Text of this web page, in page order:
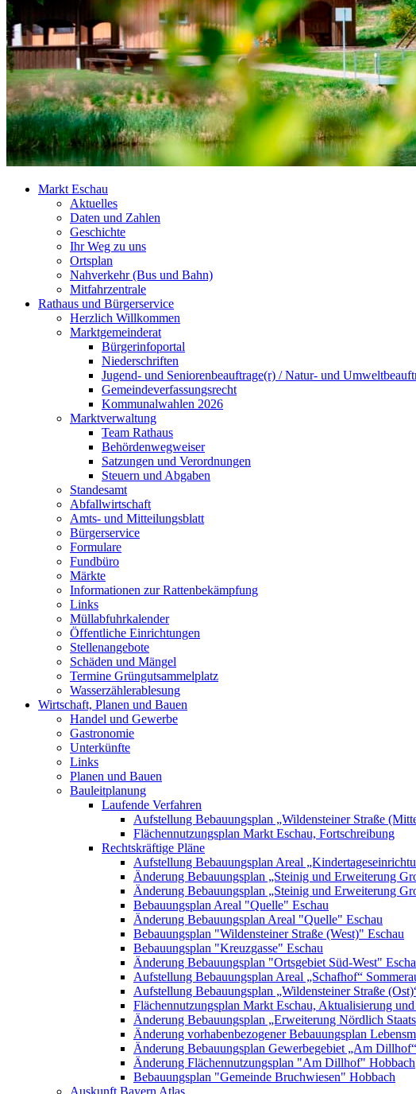
Markt Eschau
Aktuelles
Daten und Zahlen
Geschichte
Ihr Weg zu uns
Ortsplan
Nahverkehr (Bus und Bahn)
Mitfahrzentrale
Rathaus und Bürgerservice
Herzlich Willkommen
Marktgemeinderat
Bürgerinfoportal
Niederschriften
Jugend- und Seniorenbeauftrage(r) / Natur- und
Gemeindeverfassungsrecht
Kommunalwahlen 2026
Marktverwaltung
Team Rathaus
Behördenwegweiser
Satzungen und Verordnungen
Steuern und Abgaben
Standesamt
Abfallwirtschaft
Amts- und Mitteilungsblatt
Bürgerservice
Formulare
Fundbüro
Märkte
Informationen zur Rattenbekämpfung
Links
Müllabfuhrkalender
Öffentliche Einrichtungen
Stellenangebote
Schäden und Mängel
Termine Grüngutsammelplatz
Wasserzählerablesung
Wirtschaft, Planen und Bauen
Handel und Gewerbe
Gastronomie
Unterkünfte
Links
Planen und Bauen
Bauleitplanung
Laufende Verfahren
Aufstellung Bebauungsplan „Wildensteiner Straße
Flächennutzungsplan Markt Eschau, Fortschreibung
Rechtskräftige Pläne
Aufstellung Bebauungsplan Areal
Änderung Bebauungsplan „Steinig und Erweiterung
Änderung Bebauungsplan „Steinig und Erweiterung
Bebauungsplan Areal "Quelle" Eschau
Änderung Bebauungsplan Areal "Quelle" Eschau
Bebauungsplan "Wildensteiner Straße (West)" Eschau
Bebauungsplan "Kreuzgasse" Eschau
Änderung Bebauungsplan "Ortsgebiet Süd-West"
Aufstellung Bebauungsplan Areal „Schafhof“
Aufstellung Bebauungsplan „Wildensteiner Straße
Flächennutzungsplan Markt Eschau, Aktualisierung
Änderung Bebauungsplan „Erweiterung Nördlich
Änderung vorhabenbezogener Bebauungsplan
Änderung Bebauungsplan Gewerbegebiet „Am
Änderung Flächennutzungsplan "Am Dillhof" Hobbach
Bebauungsplan "Gemeinde Bruchwiesen" Hobbach
Auskunft Bayern Atlas